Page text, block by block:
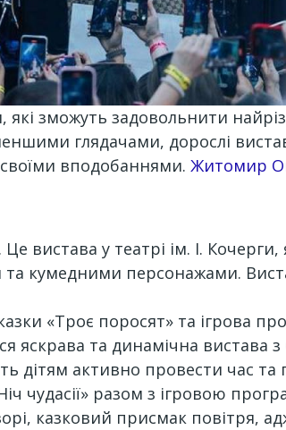
зможуть задовольнити
глядачами, дорослі
вподобаннями. Житомир
вистава у театрі ім. І.
кумедними персонажами.
казки «Троє поросят» та
яскрава та динамічна
дітям активно провести час та
чудасії» разом з ігровою
казковий присмак повітря,